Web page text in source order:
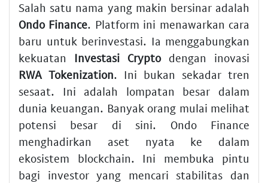
Salah satu nama yang makin bersinar adalah
Ondo Finance. Platform ini menawarkan cara
baru untuk berinvestasi. Ia menggabungkan
kekuatan Investasi Cryptodengan inovasi
RWA Tokenization. Ini bukan sekadar tren
sesaat. Ini adalah lompatan besar dalam
dunia keuangan. Banyak orang mulai melihat
potensi besar di sini. Ondo Finance
menghadirkan aset nyata ke dalam
ekosistem blockchain. Ini membuka pintu
bagi investor yang mencari stabilitas dan